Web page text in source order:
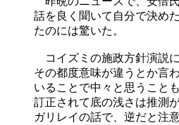
話を良く聞いて自分で決め
たのには驚いた。
コイズミの施政方針演説
その都度意味が違うとか言
いることで中々と思うこと
訂正されて底の浅さは推測
ガリレイの話で、逆だと注